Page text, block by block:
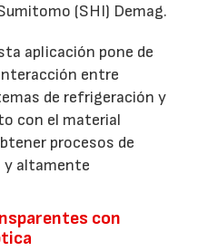
(SHI) Demag.
aplicación pone de
entre
de refrigeración y
con el material
procesos de
y altamente
con